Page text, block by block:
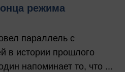
режима
параллель с
в истории прошлого
напоминает то, что ...